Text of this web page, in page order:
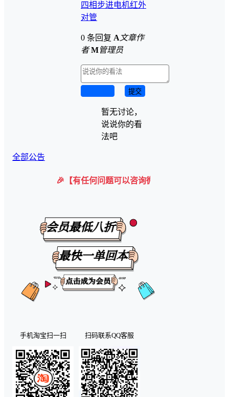
四相步进电机红外
对管
0 条回复 A 文章作
者 M管理员
提交
暂无讨论，
说说你的看
法吧
全部公告
🎉【有任何问题可以咨询微信客服】 购买后在下载界面
手机淘宝扫一扫 扫码联系QQ客服